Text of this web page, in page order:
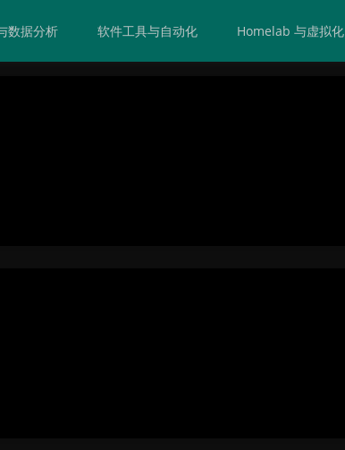
数据分析 软件工具与自动化 Homelab 与虚拟化